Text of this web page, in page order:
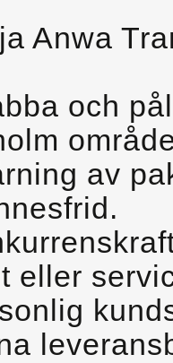
Anwa
och
av
eller